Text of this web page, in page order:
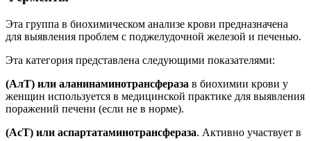
Эта группа в биохимическом анализе крови предназначена
для выявления проблем с поджелудочной железой и печенью.
Эта категория представлена следующими показателями:
(АлТ) или аланинаминотрансфераза в биохимии крови у
женщин используется в медицинской практике для выявления
поражений печени (если не в норме).
(АсТ) или аспартатаминотрансфераза. Активно участвует в